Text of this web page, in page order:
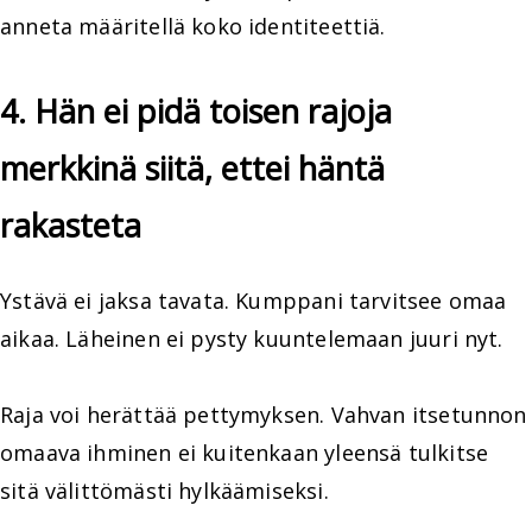
anneta määritellä koko identiteettiä.
4. Hän ei pidä toisen rajoja
merkkinä siitä, ettei häntä
rakasteta
Ystävä ei jaksa tavata. Kumppani tarvitsee omaa
aikaa. Läheinen ei pysty kuuntelemaan juuri nyt.
Raja voi herättää pettymyksen. Vahvan itsetunnon
omaava ihminen ei kuitenkaan yleensä tulkitse
sitä välittömästi hylkäämiseksi.